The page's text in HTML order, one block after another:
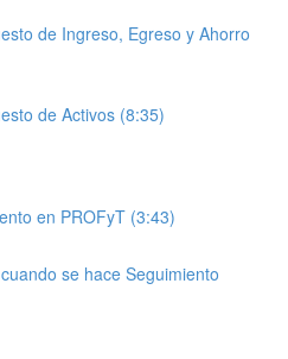
de Ingreso, Egreso y Ahorro
de Activos (8:35)
en PROFyT (3:43)
se hace Seguimiento